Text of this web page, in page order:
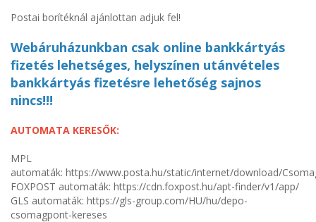
Postai borítéknál ajánlottan adjuk fel!
Webáruházunkban csak online bankkártyás
fizetés lehetséges, helyszínen utánvételes
bankkártyás fizetésre lehetőség sajnos
nincs!!!
AUTOMATA KERESŐK:
MPL
automaták: https://www.posta.hu/static/internet/download/
FOXPOST automaták: https://cdn.foxpost.hu/apt-finder/v1/app/
GLS automaták: https://gls-group.com/HU/hu/depo-
csomagpont-kereses